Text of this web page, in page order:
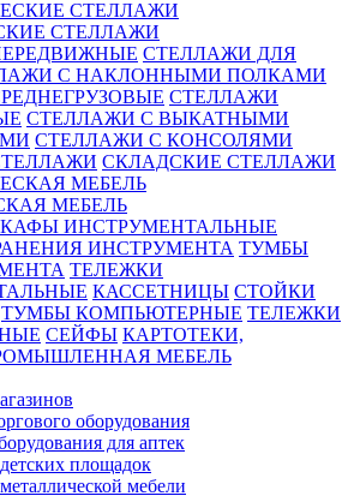
СТЕЛЛАЖИ
СТЕЛЛАЖИ ДЛЯ
С НАКЛОННЫМИ ПОЛКАМИ
СТЕЛЛАЖИ
СТЕЛЛАЖИ С ВЫКАТНЫМИ
СТЕЛЛАЖИ С КОНСОЛЯМИ
СКЛАДСКИЕ СТЕЛЛАЖИ
МЕБЕЛЬ
ИНСТРУМЕНТАЛЬНЫЕ
ИНСТРУМЕНТА ТУМБЫ
ТЕЛЕЖКИ
КАССЕТНИЦЫ СТОЙКИ
ТУМБЫ КОМПЬЮТЕРНЫЕ ТЕЛЕЖКИ
СЕЙФЫ КАРТОТЕКИ,
МЕБЕЛЬ
оборудования
для аптек
площадок
мебели